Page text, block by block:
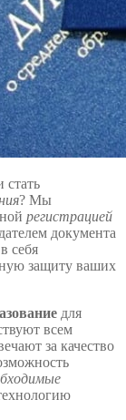
стать
? Мы
регистрацией
документа
себя
защиту ваших
для
всем
за качество